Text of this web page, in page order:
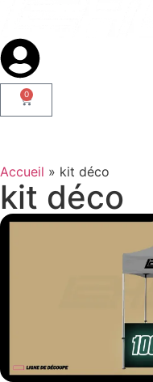
0
Accueil » kit déco
kit déco